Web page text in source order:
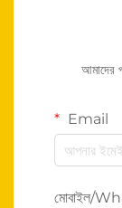
আমাদের
Email
মোবাইল/